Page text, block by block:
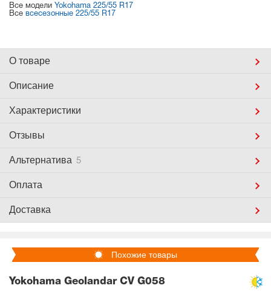
Все модели Yokohama 225/55 R17
Все всесезонные 225/55 R17
О товаре
Описание
Характеристики
Отзывы
Альтернатива 5
Оплата
Доставка
Похожие товары
Yokohama Geolandar CV G058